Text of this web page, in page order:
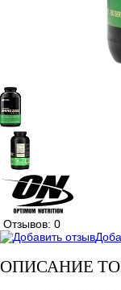
Отзывов: 0
ОПИСАНИЕ